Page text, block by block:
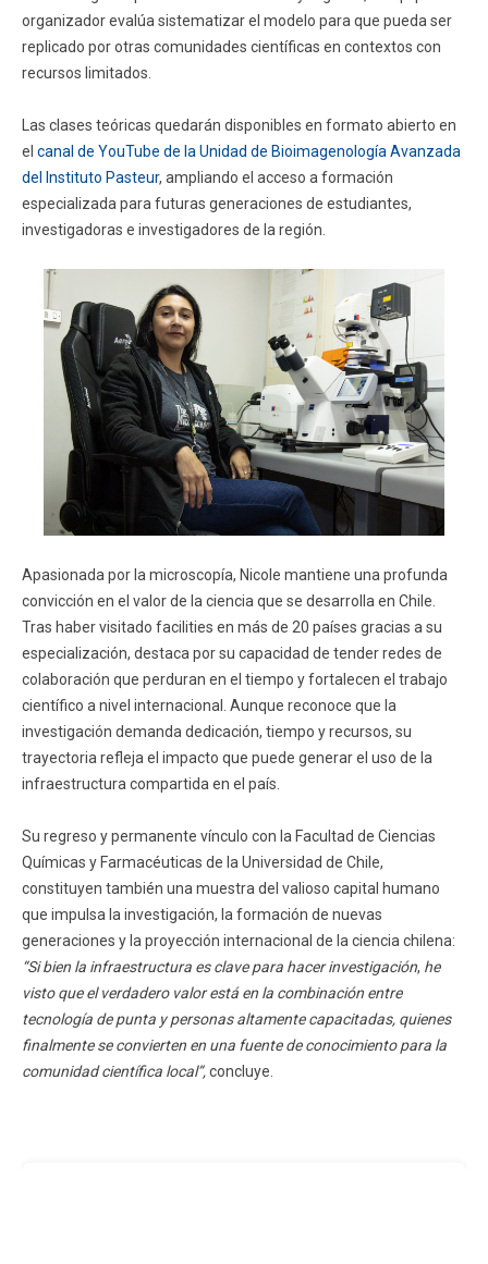
organizador evalúa sistematizar el modelo para que pueda ser
replicado por otras comunidades científicas en contextos con
recursos limitados.
Las clases teóricas quedarán disponibles en formato abierto en
el canal de YouTube de la Unidad de Bioimagenología Avanzada
del Instituto Pasteur, ampliando el acceso a formación
especializada para futuras generaciones de estudiantes,
investigadoras e investigadores de la región.
Apasionada por la microscopía, Nicole mantiene una profunda
convicción en el valor de la ciencia que se desarrolla en Chile.
Tras haber visitado facilities en más de 20 países gracias a su
especialización, destaca por su capacidad de tender redes de
colaboración que perduran en el tiempo y fortalecen el trabajo
científico a nivel internacional. Aunque reconoce que la
investigación demanda dedicación, tiempo y recursos, su
trayectoria refleja el impacto que puede generar el uso de la
infraestructura compartida en el país.
Su regreso y permanente vínculo con la Facultad de Ciencias
Químicas y Farmacéuticas de la Universidad de Chile,
constituyen también una muestra del valioso capital humano
que impulsa la investigación, la formación de nuevas
generaciones y la proyección internacional de la ciencia chilena:
“Si bien la infraestructura es clave para hacer investigación, he
visto que el verdadero valor está en la combinación entre
tecnología de punta y personas altamente capacitadas, quienes
finalmente se convierten en una fuente de conocimiento para la
comunidad científica local”,concluye.